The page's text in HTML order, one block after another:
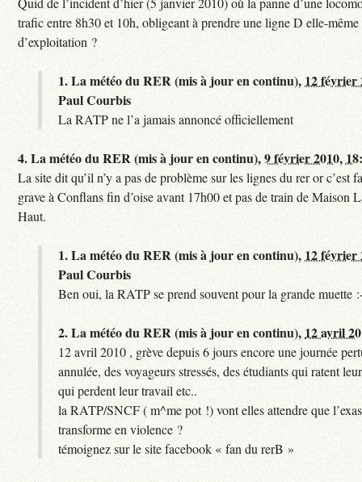
trafic entre 8h30 et 10h, obligeant à prendre une ligne D elle-
d’exploitation ?
1.La météo du RER (mis à jour en continu), 12 février
Paul Courbis
La RATP ne l’a jamais annoncé officiellement
4.La météo du RER (mis à jour en continu),9 février 2010,
La site dit qu’il n’y a pas de problème sur les lignes du rer or c’est
grave à Conflans fin d’oise avant 17h00 et pas de train de Maison
Haut.
1.La météo du RER (mis à jour en continu), 12 février
Paul Courbis
Ben oui, la RATP se prend souvent pour la grande muette
2.La météo du RER (mis à jour en continu), 12 avril
12 avril 2010 , grève depuis 6 jours encore une journée
annulée, des voyageurs stressés, des étudiants qui ratent
qui perdent leur travail etc..
la RATP/SNCF ( m^me pot !) vont elles attendre que
transforme en violence ?
témoignez sur le site facebook « fan du rerB »